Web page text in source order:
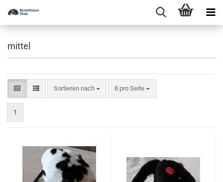
mittel
Sortieren nach
Sortieren nach 8 pro Seite
pro Seite
1